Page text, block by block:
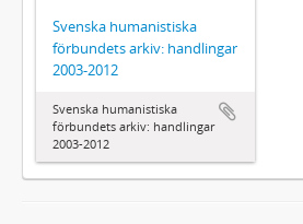
Svenska humanistiska
förbundets arkiv: handlingar
2003-2012
Svenska humanistiska
förbundets arkiv: handlingar
2003-2012